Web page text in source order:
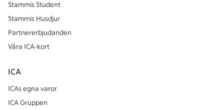
Stammis Student
Stammis Husdjur
Partnererbjudanden
Våra ICA-kort
ICA
ICAs egna varor
ICA Gruppen